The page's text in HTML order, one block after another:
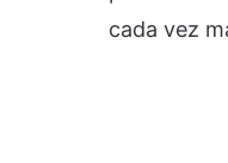
cada vez